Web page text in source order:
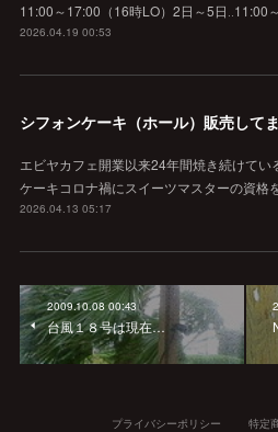
11:00～17:00（16時LO）2日～5日‥11:00
2026.04.19 00:53
シフォンケーキ（ホール）販売して
エビヤカフェ開業以来24年間焼き続けてい
ケーキコロナ禍にスイーツマスターの資格
2026.04.13 05:17
2009.10.08 00:43
台風１８号は現在…
プライバシーポリシー 特定